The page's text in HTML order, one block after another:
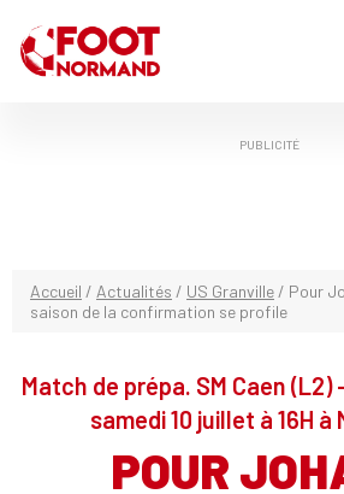
PUBLICITÉ
Accueil / Actualités / US Granville / Pour
saison de la confirmation se profile
Match de prépa. SM Caen (L2)
samedi 10 juillet à 16H à
POUR